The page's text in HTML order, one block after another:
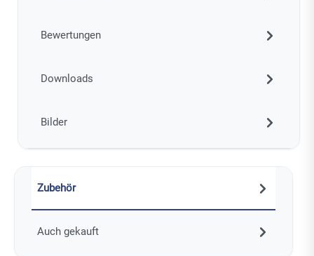
Bewertungen
Downloads
Bilder
Zubehör
Auch gekauft